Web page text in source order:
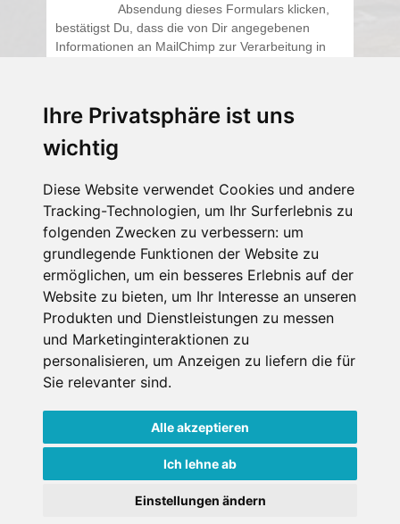
Ihre Privatsphäre ist uns
wichtig
Diese Website verwendet Cookies und andere
Tracking-Technologien, um Ihr Surferlebnis zu
folgenden Zwecken zu verbessern: um
grundlegende Funktionen der Website zu
ermöglichen, um ein besseres Erlebnis auf der
Website zu bieten, um Ihr Interesse an unseren
Produkten und Dienstleistungen zu messen
und Marketinginteraktionen zu
personalisieren, um Anzeigen zu liefern die für
Sie relevanter sind.
Alle akzeptieren
Ich lehne ab
Einstellungen ändern
Absendung dieses Formulars klicken,
bestätigst Du, dass die von Dir angegebenen
Informationen an MailChimp zur Verarbeitung in
Impressum
Datenschutz
Nutzungsbedingungen
Kontakt
Portale
FAQ Newsletter Mediadaten